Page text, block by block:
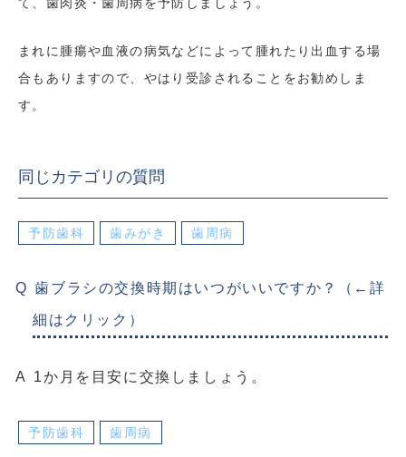
まれに腫瘍や血液の病気などによって腫れたり出血する場
合もありますので、やはり受診されることをお勧めしま
す。
同じカテゴリの質問
予防歯科 歯みがき 歯周病
歯ブラシの交換時期はいつがいいですか？（←詳
細はクリック）
1か月を目安に交換しましょう。
予防歯科 歯周病